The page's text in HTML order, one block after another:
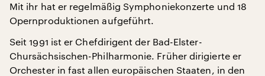
Mit ihr hat er regelmäßig Symphoniekonzerte und 18
Opernproduktionen aufgeführt.
Seit 1991 ist er Chefdirigent der Bad-Elster-
Chursächsischen-Philharmonie. Früher dirigierte er
Orchester in fast allen europäischen Staaten, in den